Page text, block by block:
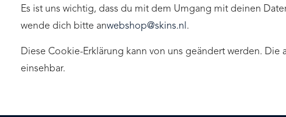
Es ist uns wichtig, dass du mit dem Umgang mit deinen
wende dich bitte anwebshop@skins.nl.
Diese Cookie-Erklärung kann von uns geändert werden. Die
einsehbar.